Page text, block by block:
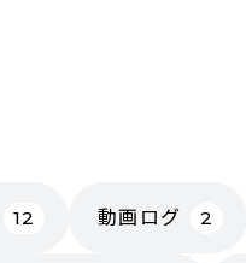
12 動画ログ 2